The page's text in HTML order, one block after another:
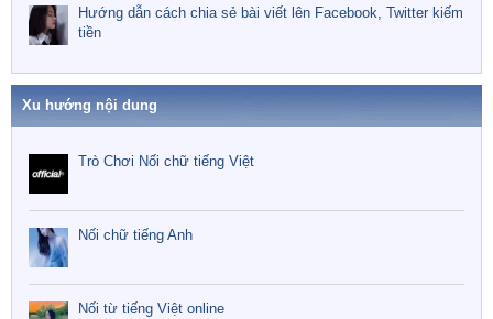
Hướng dẫn cách chia sẻ bài viết lên Facebook, Twitter kiếm
tiền
Xu hướng nội dung
Trò Chơi Nối chữ tiếng Việt
Nối chữ tiếng Anh
Nối từ tiếng Việt online